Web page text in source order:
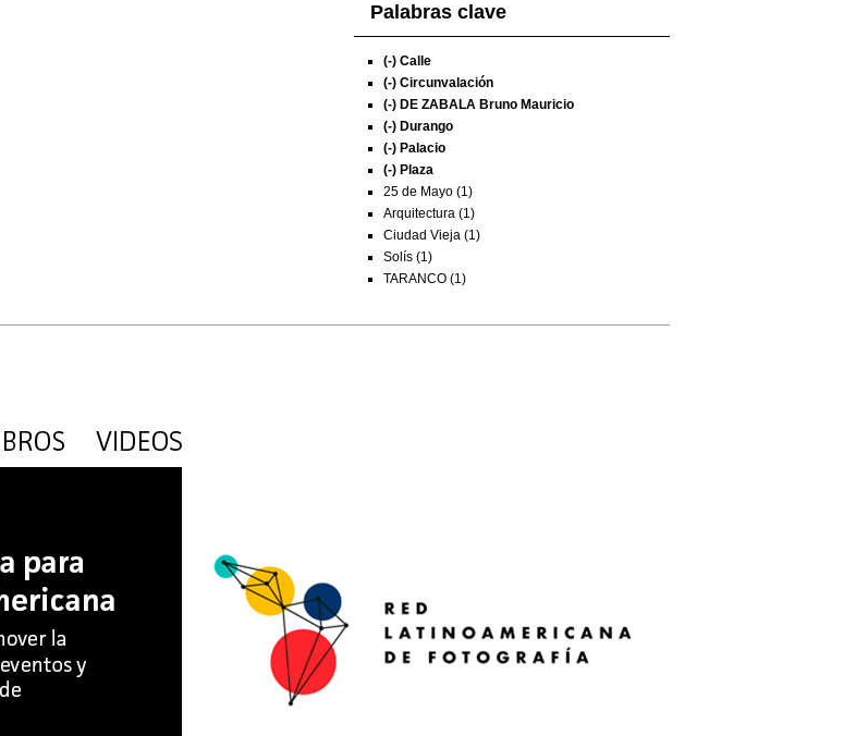
Palabras clave
(-) Calle
(-) Circunvalación
(-) DE ZABALA Bruno Mauricio
(-) Durango
(-) Palacio
(-) Plaza
25 de Mayo (1)
Arquitectura (1)
Ciudad Vieja (1)
Solís (1)
TARANCO (1)